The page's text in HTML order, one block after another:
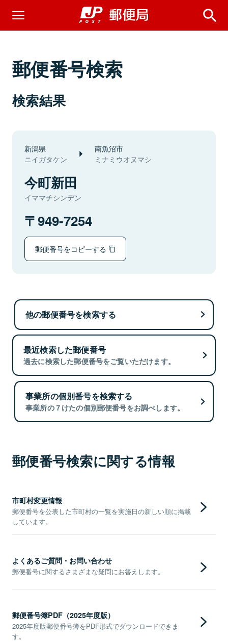
郵便番号検索
検索結果
新潟県
ニイガタケン
南魚沼市
ミナミウオヌマシ
今町新田
イママチシンデン
949-7254
郵便番号をコピーする
他の郵便番号を検索する
最近検索した郵便番号
過去に検索した郵便番号をご覧いただけます。
事業所の個別番号を検索する
事業所の７けたの個別郵便番号をお調べします。
郵便番号検索に関する情報
市町村変更情報
郵便番号を公表した市町村の一覧を実施日の新しい順に掲載
しています。
よくあるご質問・お問い合わせ
郵便番号に関するさまざまな疑問にお答えします。
郵便番号簿PDF（2025年度版）
2025年度版郵便番号簿をPDF形式でダウンロードできま
す。